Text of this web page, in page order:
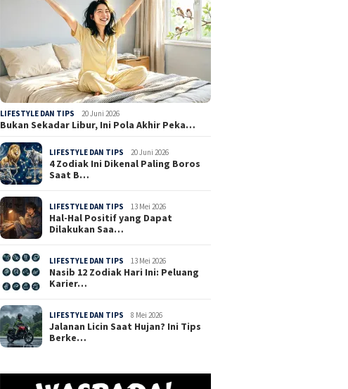
LIFESTYLE DAN TIPS 20 Juni 2026
Bukan Sekadar Libur, Ini Pola Akhir Peka…
LIFESTYLE DAN TIPS 20 Juni 2026
4 Zodiak Ini Dikenal Paling Boros
Saat B…
LIFESTYLE DAN TIPS 13 Mei 2026
Hal-Hal Positif yang Dapat
Dilakukan Saa…
LIFESTYLE DAN TIPS 13 Mei 2026
Nasib 12 Zodiak Hari Ini: Peluang
Karier…
LIFESTYLE DAN TIPS 8 Mei 2026
Jalanan Licin Saat Hujan? Ini Tips
Berke…